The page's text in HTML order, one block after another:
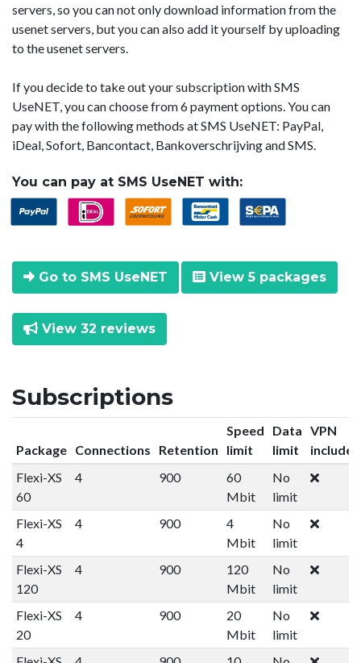
servers, so you can not only download information from the
usenet servers, but you can also add it yourself by uploading
to the usenet servers.
If you decide to take out your subscription with SMS
UseNET, you can choose from 6 payment options. You can
pay with the following methods at SMS UseNET: PayPal,
iDeal, Sofort, Bancontact, Bankoverschrijving and SMS.
You can pay at SMS UseNET with:
Go to SMS UseNET View 5 packages
View 32 reviews
Subscriptions
Package Connections Retention
Speed
limit
Data
limit
VPN
included
Flexi-XS
60
4 900
60
Mbit
No
limit
Flexi-XS
4
4 900
4
Mbit
No
limit
Flexi-XS
120
4 900
120
Mbit
No
limit
Flexi-XS
20
4 900
20
Mbit
No
limit